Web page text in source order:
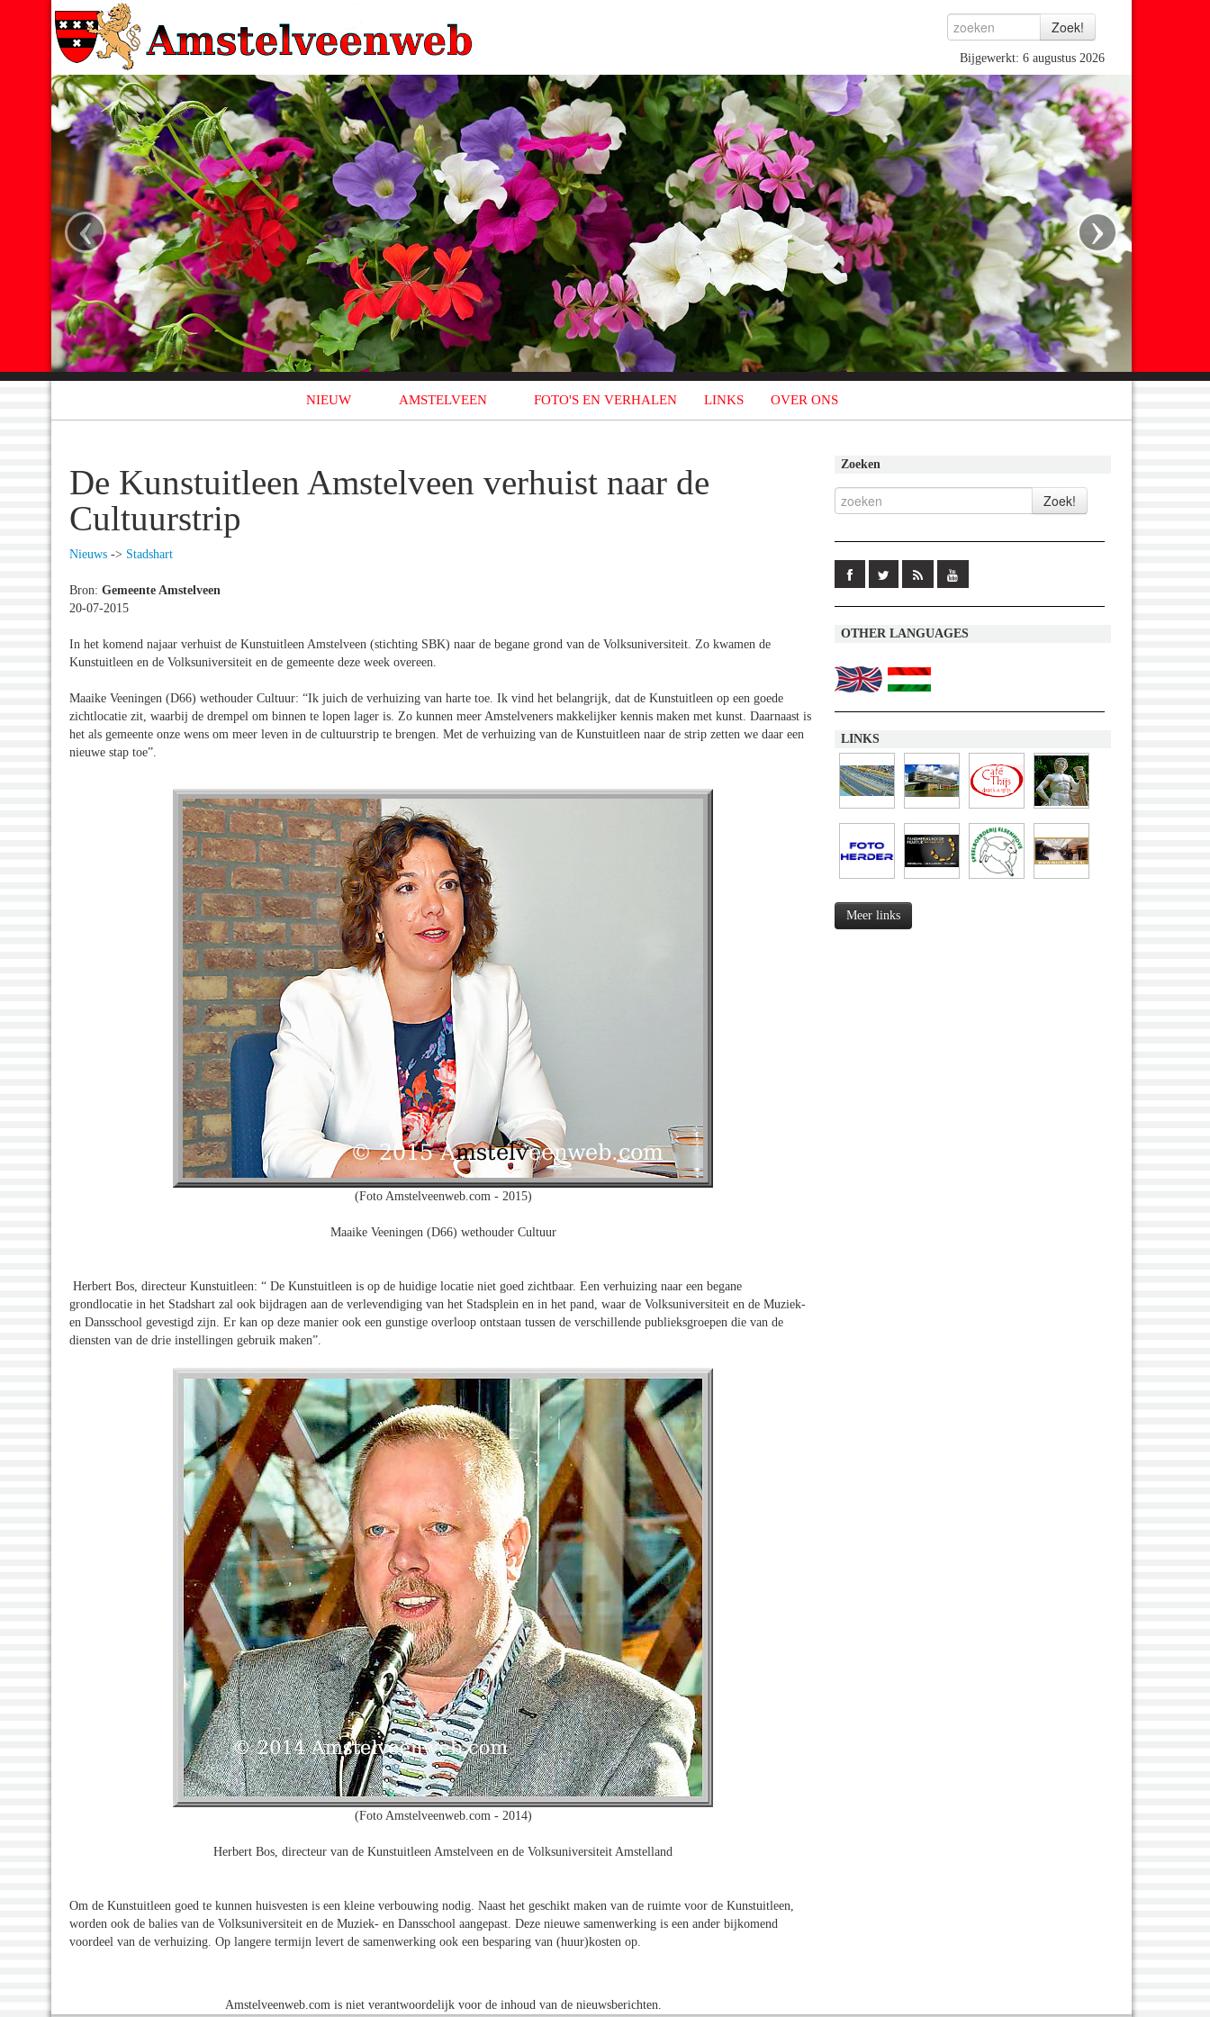
Bijgewerkt: 6 augustus 2026
‹ ›
NIEUW AMSTELVEEN FOTO'S EN VERHALEN LINKS OVER ONS
De Kunstuitleen Amstelveen verhuist naar de
Cultuurstrip
Nieuws -> Stadshart
Bron: Gemeente Amstelveen
20-07-2015
In het komend najaar verhuist de Kunstuitleen Amstelveen (stichting SBK) naar de begane grond van de Volksuniversiteit. Zo kwamen de
Kunstuitleen en de Volksuniversiteit en de gemeente deze week overeen.
Maaike Veeningen (D66) wethouder Cultuur: “Ik juich de verhuizing van harte toe. Ik vind het belangrijk, dat de Kunstuitleen op een goede
zichtlocatie zit, waarbij de drempel om binnen te lopen lager is. Zo kunnen meer Amstelveners makkelijker kennis maken met kunst. Daarnaast is
het als gemeente onze wens om meer leven in de cultuurstrip te brengen. Met de verhuizing van de Kunstuitleen naar de strip zetten we daar een
nieuwe stap toe”.
(Foto Amstelveenweb.com - 2015)
Maaike Veeningen (D66) wethouder Cultuur
Herbert Bos, directeur Kunstuitleen: “ De Kunstuitleen is op de huidige locatie niet goed zichtbaar. Een verhuizing naar een begane
grondlocatie in het Stadshart zal ook bijdragen aan de verlevendiging van het Stadsplein en in het pand, waar de Volksuniversiteit en de Muziek-
en Dansschool gevestigd zijn. Er kan op deze manier ook een gunstige overloop ontstaan tussen de verschillende publieksgroepen die van de
diensten van de drie instellingen gebruik maken”.
(Foto Amstelveenweb.com - 2014)
Herbert Bos, directeur van de Kunstuitleen Amstelveen en de Volksuniversiteit Amstelland
Om de Kunstuitleen goed te kunnen huisvesten is een kleine verbouwing nodig. Naast het geschikt maken van de ruimte voor de Kunstuitleen,
worden ook de balies van de Volksuniversiteit en de Muziek- en Dansschool aangepast. Deze nieuwe samenwerking is een ander bijkomend
voordeel van de verhuizing. Op langere termijn levert de samenwerking ook een besparing van (huur)kosten op.
Amstelveenweb.com is niet verantwoordelijk voor de inhoud van de nieuwsberichten.
Zoeken
OTHER LANGUAGES
LINKS
Meer links